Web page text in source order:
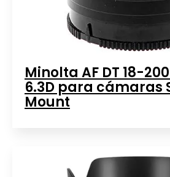
Minolta AF DT 18-
6.3D para cámaras
Mount